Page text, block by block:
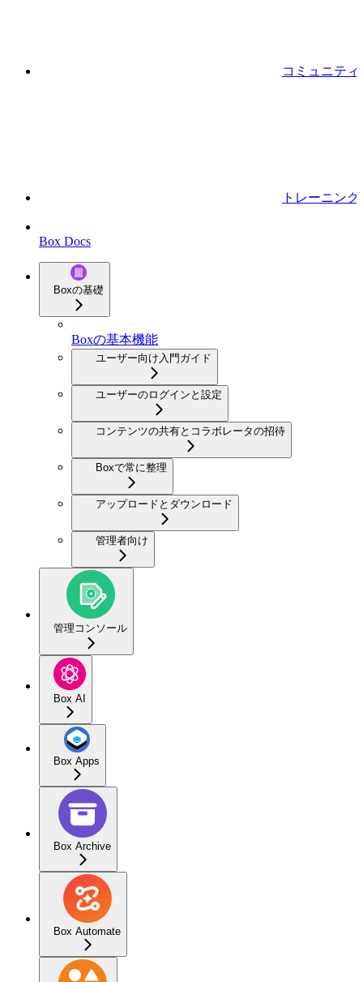
コミュニティ
トレーニング
Box Docs
Boxの基礎
Boxの基本機能
ユーザー向け入門ガイド
ユーザーのログインと設定
コンテンツの共有とコラボレータの招待
Boxで常に整理
アップロードとダウンロード
管理者向け
管理コンソール
Box AI
Box Apps
Box Archive
Box Automate